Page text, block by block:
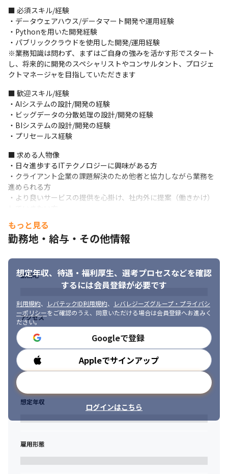
＜業務体制＞
・データサイエンティストとエンジニアでチームをつくり、プロ
ジェクトとして対応しています
・チームは、小規模の場合2～3名、大規模の場合10名程度で構成
されています
・チームのリーダーは、案件の中で、対応比率の多い職種が担当
します
・データサイエンティストとエンジニアとで開発を進めるため、
アジャイル開発をカスタマイズした独自の開発手法がとられてい
ます
＜業務の進め方（チームごとに異なります）＞
・チームごとにデイリーでミーティングを行い、進捗や状況を確
認しています
・リアルタイムのコミュニケーションには、TeamsやSlack、
Google Meetを用いています
・タスク管理にはBacklog、JIRA、GitHub、Tableauなどを用い
ています
＜入社後の流れ＞
きます
・参画するプロジェクトは、希望をヒアリングし、要望をすり合
わせて決定します
・業務の合間で、データサイエンティストと合同の研修に参加し
ます
■ この仕事の面白み、魅力
端技術使った開発に取り組める環境です
・研究課題や職務の中で培った数学理論やプログラミングスキル
等のITスキルを活用していくことで、今以上に自分のスキルを向
上させ、世の中のデータ利活用に貢献していけます
■ 必須スキル/経験
・データウェアハウス/データマート開発や運用経験
・Pythonを用いた開発経験
・パブリッククラウドを使用した開発/運用経験
※業務知識は問わず、まずはご自身の強みを活かす形でスタート
し、将来的に開発のスペシャリストやコンサルタント、プロジェ
クトマネージャを目指していただきます
■ 歓迎スキル/経験
・AIシステムの設計/開発の経験
・ビッグデータの分散処理の設計/開発の経験
・BIシステムの設計/開発の経験
・プリセールス経験
■ 求める人物像
・日々進歩するITテクノロジーに興味がある方
・クライアント企業の課題解決のため他者と協力しながら業務を
進められる方
・より良いサービスの提供を心掛け、社内外に提案（働きかけ）
もっと見る
勤務地・給与・その他情報
想定年収、待遇・福利厚生、 選考プロセスなどを確認
するには会員登録が必要です
利用規約、 レバテックID利用規約、
レバレジーズグループ・プライバシ
ーポリシーをご確認のうえ、同意いただける場合は会員登録へお進みく
ださい。
Googleで登録
Appleでサインアップ
ログインはこちら
勤務地
アクセス
勤務時間
想定年収
雇用形態